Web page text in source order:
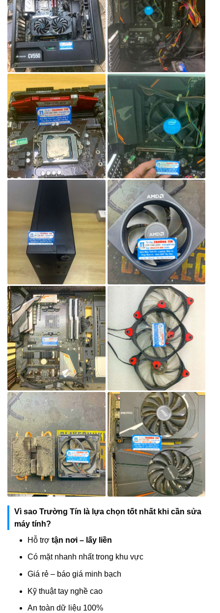
Vì sao Trường Tín là lựa chọn tốt nhất khi cần sửa
máy tính?
Hỗ trợ tận nơi – lấy liền
Có mặt nhanh nhất trong khu vực
Giá rẻ – báo giá minh bạch
Kỹ thuật tay nghề cao
An toàn dữ liệu 100%